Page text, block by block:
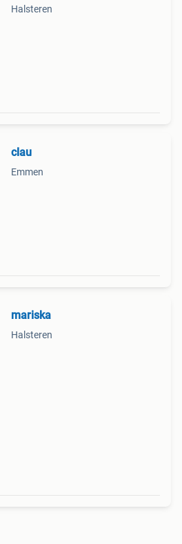
Halsteren
clau
Emmen
mariska
Halsteren